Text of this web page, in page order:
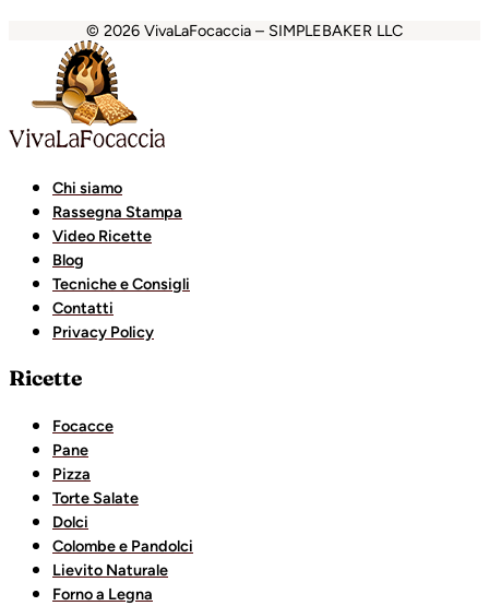
© 2026 VivaLaFocaccia – SIMPLEBAKER LLC
Holiganbet
Chi siamo
Rassegna Stampa
Video Ricette
Blog
Tecniche e Consigli
Contatti
Privacy Policy
Ricette
Focacce
Pane
Pizza
Torte Salate
Dolci
Colombe e Pandolci
Lievito Naturale
Forno a Legna